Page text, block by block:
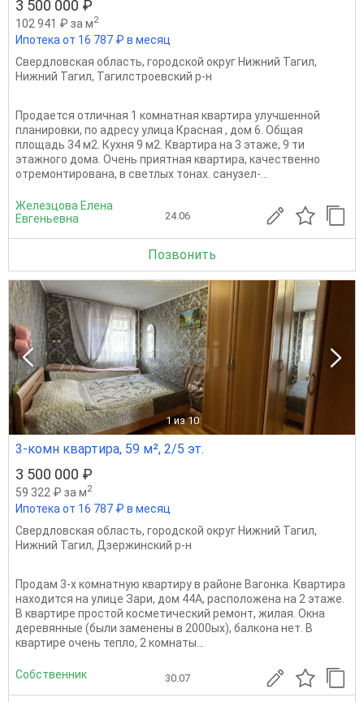
3 500 000 ₽
102 941 ₽ за м2
Ипотека от 16 787 ₽ в месяц
Свердловская область, городской округ Нижний Тагил,
Нижний Тагил, Тагилстроевский р-н
Продается отличная 1 комнатная квартира улучшенной
планировки, по адресу улица Красная , дом 6. Общая
площадь 34 м2. Кухня 9 м2. Квартира на 3 этаже, 9 ти
этажного дома. Очень приятная квартира, качественно
отремонтирована, в светлых тонах. санузел-...
Железцова Елена
Евгеньевна
24.06
Позвонить
1 из 10
3-комн квартира, 59 м², 2/5 эт.
3 500 000 ₽
59 322 ₽ за м2
Ипотека от 16 787 ₽ в месяц
Свердловская область, городской округ Нижний Тагил,
Нижний Тагил, Дзержинский р-н
Продам 3-х комнатную квартиру в районе Вагонка. Квартира
находится на улице Зари, дом 44А, расположена на 2 этаже.
В квартире простой косметический ремонт, жилая. Окна
деревянные (были заменены в 2000ых), балкона нет. В
квартире очень тепло, 2 комнаты...
Собственник 30.07